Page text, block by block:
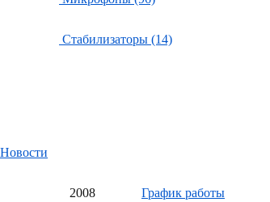
Стабилизаторы (14)
Новости
2008 График работы